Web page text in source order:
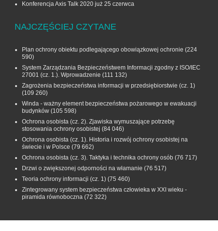
Konferencja Axis Talk 2020 już 25 czerwca
NAJCZĘŚCIEJ CZYTANE
Plan ochrony obiektu podlegającego obowiązkowej ochronie (224
590)
System Zarządzania Bezpieczeństwem Informacji zgodny z ISO/IEC
27001 (cz. 1.). Wprowadzenie (111 132)
Zagrożenia bezpieczeństwa informacji w przedsiębiorstwie (cz. 1)
(109 260)
Winda - ważny element bezpieczeństwa pożarowego w ewakuacji
budynków (105 598)
Ochrona osobista (cz. 2). Zjawiska wymuszające potrzebę
stosowania ochrony osobistej (84 046)
Ochrona osobista (cz. 1). Historia i rozwój ochrony osobistej na
świecie i w Polsce (79 662)
Ochrona osobista (cz. 3). Taktyka i technika ochrony osób (76 717)
Drzwi o zwiększonej odporności na włamanie (76 517)
Teoria ochrony informacji (cz. 1) (75 460)
Zintegrowany system bezpieczeństwa człowieka w XXI wieku -
piramida równoboczna (72 322)